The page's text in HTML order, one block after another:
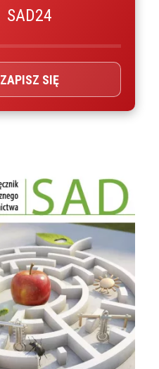
SAD24
ZAPISZ SIĘ